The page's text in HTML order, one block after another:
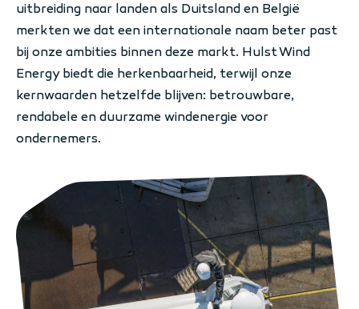
uitbreiding naar landen als Duitsland en België
merkten we dat een internationale naam beter past
bij onze ambities binnen deze markt. Hulst Wind
Energy biedt die herkenbaarheid, terwijl onze
kernwaarden hetzelfde blijven: betrouwbare,
rendabele en duurzame windenergie voor
ondernemers.